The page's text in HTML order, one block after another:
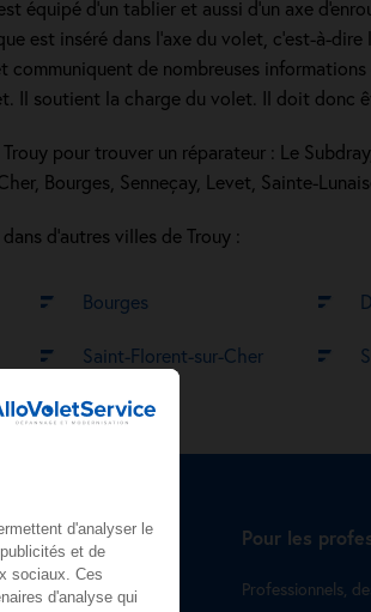
équipé d'un tablier et aussi d'un axe
est inséré dans l’axe du volet, c’est-à-
communiquent de nombreuses
Il soutient la charge du volet. Il doit donc
pour trouver un réparateur : Le
Bourges, Senneçay, Levet, Sainte-
d’autres villes de Trouy :
Bourges
Saint-Florent-sur-Cher
Pour les
Professionnels,
d'analyser le
et de
sociaux. Ces
d'analyse qui